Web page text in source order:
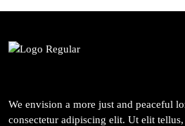
We envision a more just and peaceful
consectetur adipiscing elit. Ut elit